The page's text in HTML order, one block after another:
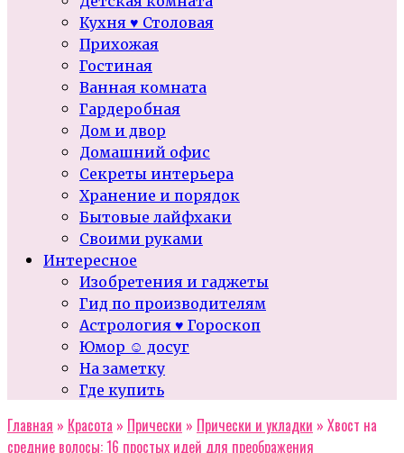
Кухня ♥ Столовая
Прихожая
Гостиная
Ванная комната
Гардеробная
Дом и двор
Домашний офис
Секреты интерьера
Хранение и порядок
Бытовые лайфхаки
Своими руками
Интересное
Изобретения и гаджеты
Гид по производителям
Астрология ♥ Гороскоп
Юмор ☺ досуг
На заметку
Где купить
Главная » Красота » Прически » Прически и укладки » Хвост на
средние волосы: 16 простых идей для преображения